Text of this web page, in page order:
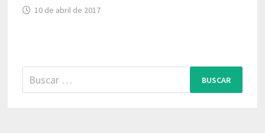
10 de abril de 2017
Buscar: